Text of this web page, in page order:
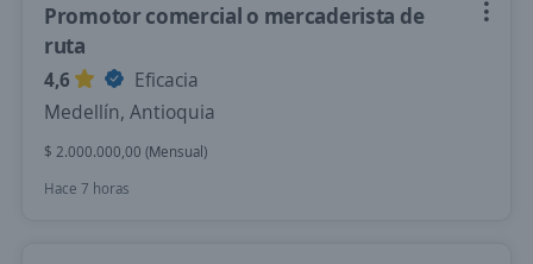
Promotor comercial o mercaderista de
ruta
4,6
Eficacia
Medellín, Antioquia
$ 2.000.000,00 (Mensual)
Hace 7 horas